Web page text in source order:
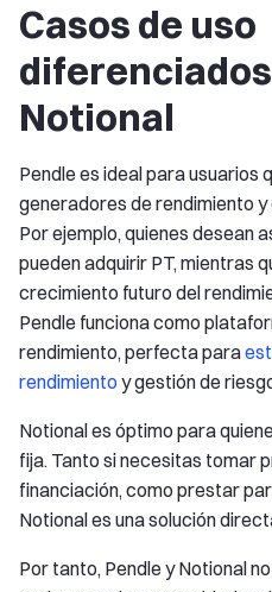
Casos de uso
Notional
Pendle es ideal para usuarios
generadores de rendimiento
Por ejemplo, quienes desean
pueden adquirir PT, mientras
crecimiento futuro del
Pendle funciona como
rendimiento, perfecta para
rendimiento y gestión de
Notional es óptimo para
fija. Tanto si necesitas tomar
financiación, como prestar
Notional es una solución
Por tanto, Pendle y Notional